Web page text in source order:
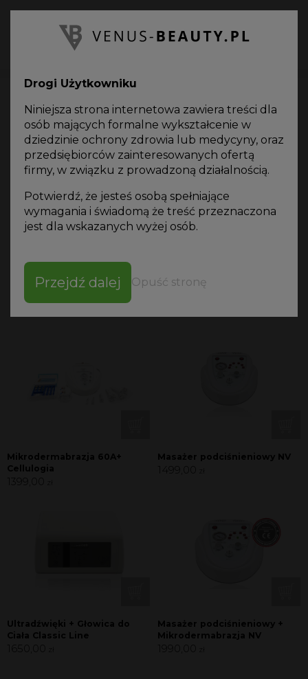
Odchudzanie i
modelowanie
SORTUJ WG
Mikrodermabrazja 60A+
Cellulogia
1399,00
Masażer podciśnieniowy NV
1499,00
Ultradźwięki + Głowica do
Ciała Classic Line
zł
Masażer podciśnieniowy +
Mikrodermabrazja NV
zł
Drogi Użytkowniku
Niniejsza strona internetowa zawiera treści dla
osób mających formalne wykształcenie w
dziedzinie ochrony zdrowia lub medycyny, oraz
przedsiębiorców zainteresowanych ofertą
firmy, w związku z prowadzoną działalnością.
Potwierdź, że jesteś osobą spełniające
wymagania i świadomą że treść przeznaczona
jest dla wskazanych wyżej osób.
Przejdź dalej Opuść stronę